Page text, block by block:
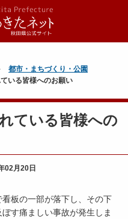
都市・まちづくり・公園
いる皆様へのお願い
ている皆様への
02月20日
板の一部が落下し、その下
す痛ましい事故が発生しま